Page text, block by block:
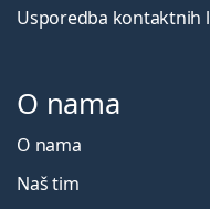
Usporedba kontaktnih
O nama
O nama
Naš tim